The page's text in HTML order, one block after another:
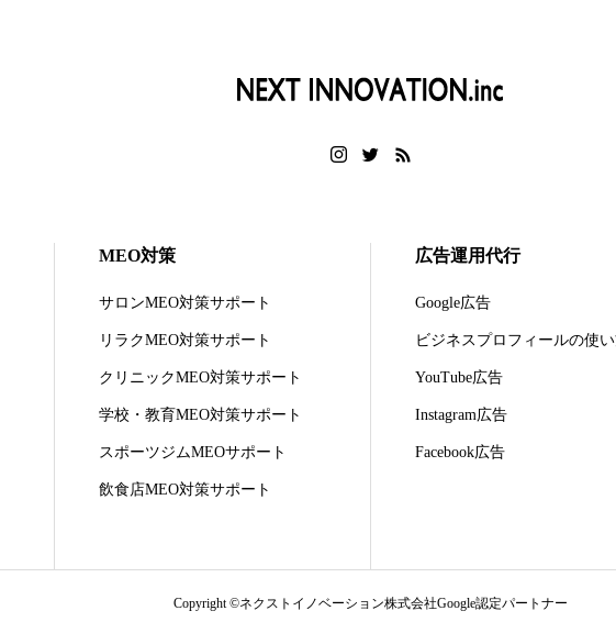
MEO対策
サロンMEO対策サポート
リラクMEO対策サポート
クリニックMEO対策サポート
学校・教育MEO対策サポート
スポーツジムMEOサポート
飲食店MEO対策サポート
広告運用代行
Google広告
ビジネスプロフィールの使
YouTube広告
Instagram広告
Facebook広告
Copyright ©ネクストイノベーション株式会社Google認定パートナー